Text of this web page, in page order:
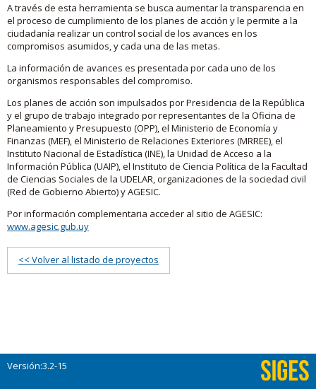
A través de esta herramienta se busca aumentar la transparencia en
el proceso de cumplimiento de los planes de acción y le permite a la
ciudadanía realizar un control social de los avances en los
compromisos asumidos, y cada una de las metas.
La información de avances es presentada por cada uno de los
organismos responsables del compromiso.
Los planes de acción son impulsados por Presidencia de la República
y el grupo de trabajo integrado por representantes de la Oficina de
Planeamiento y Presupuesto (OPP), el Ministerio de Economía y
Finanzas (MEF), el Ministerio de Relaciones Exteriores (MRREE), el
Instituto Nacional de Estadística (INE), la Unidad de Acceso a la
Información Pública (UAIP), el Instituto de Ciencia Política de la Facultad
de Ciencias Sociales de la UDELAR, organizaciones de la sociedad civil
(Red de Gobierno Abierto) y AGESIC.
Por información complementaria acceder al sitio de AGESIC:
www.agesic.gub.uy
<< Volver al listado de proyectos
Versión:3.2-15